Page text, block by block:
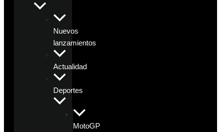
Nuevos
lanzamientos
Actualidad
Deportes
MotoGP